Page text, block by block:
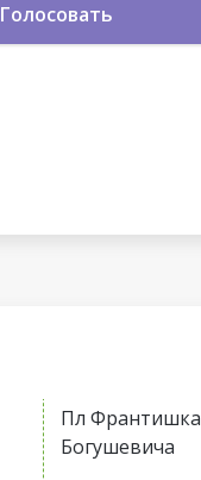
Голосовать
Пл Франтишка
Богушевича